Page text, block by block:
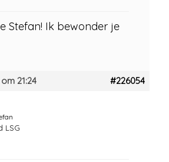
Stefan! Ik bewonder je
21:24 #226054
LSG